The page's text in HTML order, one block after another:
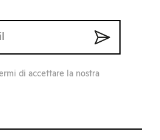
di accettare la nostra